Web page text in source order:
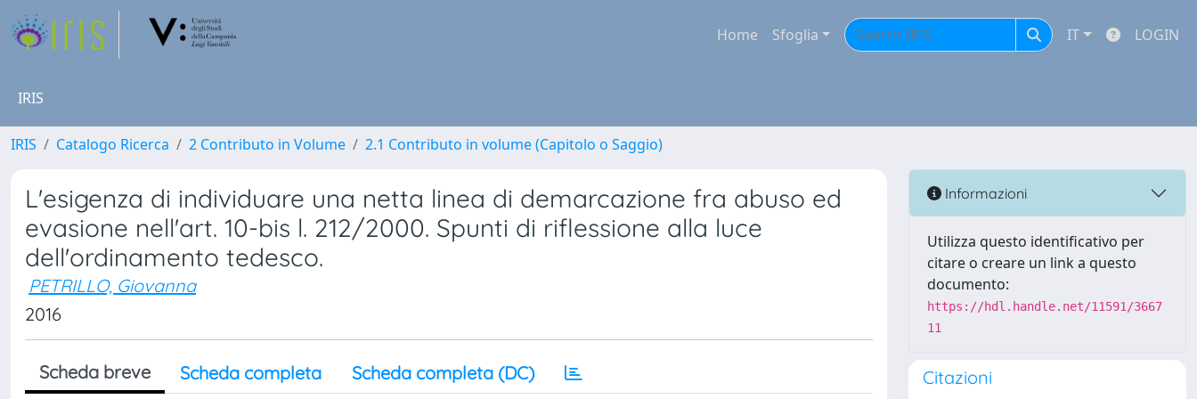
Home Sfoglia IT LOGIN
IRIS
IRIS Catalogo Ricerca 2 Contributo in Volume 2.1 Contributo in volume (Capitolo o Saggio)
L'esigenza di individuare una netta linea di demarcazione fra abuso ed
evasione nell'art. 10-bis l. 212/2000. Spunti di riflessione alla luce
dell'ordinamento tedesco.
PETRILLO, Giovanna
2016
Scheda breve Scheda completa Scheda completa (DC)
Informazioni
Utilizza questo identificativo per
citare o creare un link a questo
documento:
https://hdl.handle.net/11591/3667
11
Citazioni